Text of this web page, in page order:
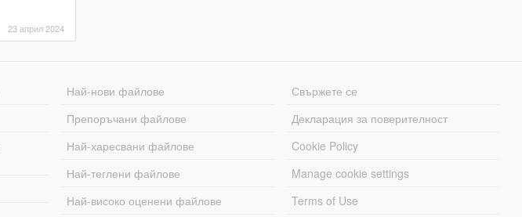
23 април 2024
Най-нови файлове
Препоръчани файлове
Най-харесвани файлове
Най-теглени файлове
Най-високо оценени файлове
Свържете се
Декларация за поверителност
Cookie Policy
Manage cookie settings
Terms of Use